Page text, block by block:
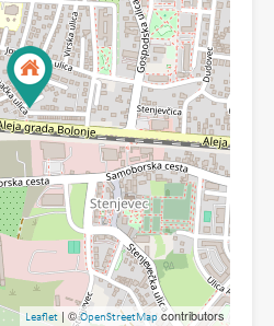
Leaflet | ©OpenStreetMap contributors